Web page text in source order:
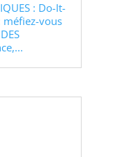
: Do-It-
méfiez-vous